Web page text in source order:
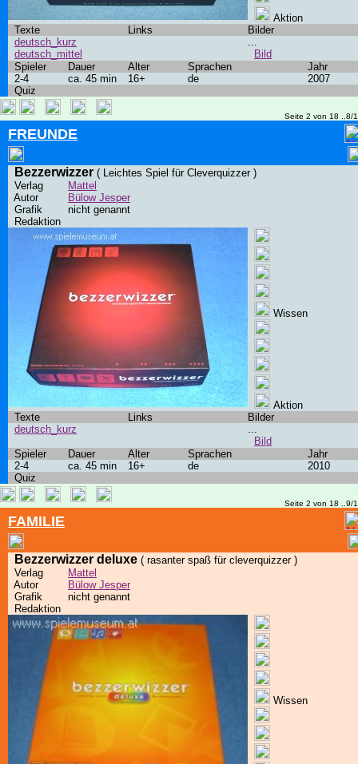
Aktion
Texte
Links
Bilder
deutsch_kurz
deutsch_mittel
...
Bild
Spieler
Dauer Alter Sprachen
Jahr
2-4
ca. 45 min 16+ de
2007
Quiz
Seite 2 von 18 ..8/
FREUNDE
Bezzerwizzer ( Leichtes Spiel für Cleverquizzer )
Verlag
Mattel
Autor
Bülow Jesper
Grafik
nicht genannt
Redaktion
Wissen
Aktion
Texte
Links
Bilder
deutsch_kurz
...
Bild
Spieler
Dauer Alter Sprachen
Jahr
2-4
ca. 45 min 16+ de
2010
Quiz
Seite 2 von 18 ..9/
FAMILIE
Bezzerwizzer deluxe ( rasanter spaß für cleverquizzer )
Verlag
Mattel
Autor
Bülow Jesper
Grafik
nicht genannt
Redaktion
Wissen